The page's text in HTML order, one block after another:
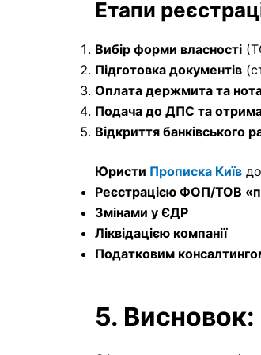
Етапи
Вибір форми власності
Підготовка документів
Оплата держмита та
Подача до ДПС та
Відкриття банківського
Юристи Прописка Київ
Реєстрацією ФОП/ТОВ
Змінами у ЄДР
Ліквідацією компанії
Податковим
5. Висновок: